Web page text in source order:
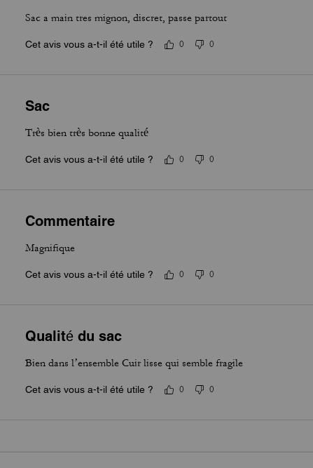
Sac a main tres mignon, discret, passe partout
Cet avis vous a-t-il été utile ? 0 0
Sac
Très bien très bonne qualité
Cet avis vous a-t-il été utile ? 0 0
Commentaire
Magnifique
Cet avis vous a-t-il été utile ? 0 0
Qualité du sac
Bien dans l’ensemble Cuir lisse qui semble fragile
Cet avis vous a-t-il été utile ? 0 0